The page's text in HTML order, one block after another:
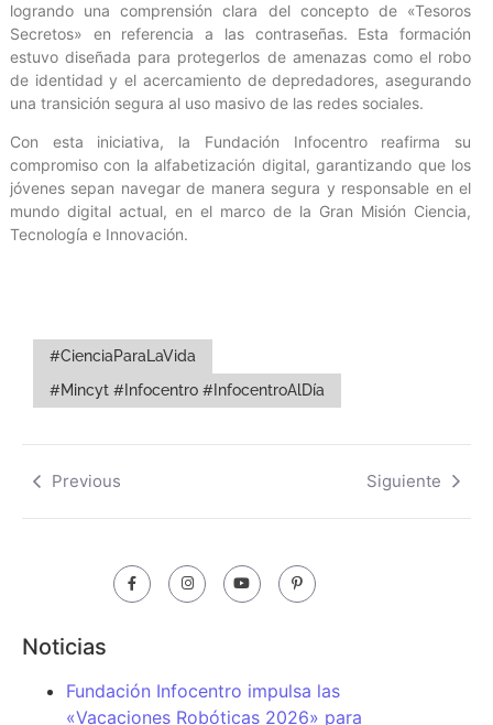
logrando una comprensión clara del concepto de «Tesoros
Secretos» en referencia a las contraseñas. Esta formación
estuvo diseñada para protegerlos de amenazas como el robo
de identidad y el acercamiento de depredadores, asegurando
una transición segura al uso masivo de las redes sociales.
Con esta iniciativa, la Fundación Infocentro reafirma su
compromiso con la alfabetización digital, garantizando que los
jóvenes sepan navegar de manera segura y responsable en el
mundo digital actual, en el marco de la Gran Misión Ciencia,
Tecnología e Innovación.
#CienciaParaLaVida
#Mincyt #Infocentro #InfocentroAlDía
Previous Siguiente
Noticias
Fundación Infocentro impulsa las
«Vacaciones Robóticas 2026» para